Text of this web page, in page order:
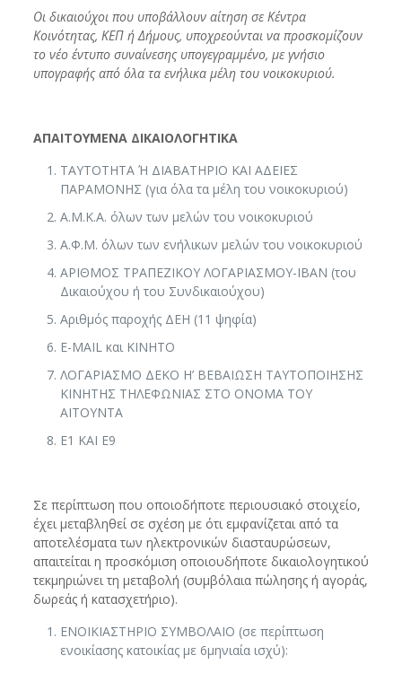
Οι δικαιούχοι που υποβάλλουν αίτηση σε Κέντρα
Κοινότητας, ΚΕΠ ή Δήμους, υποχρεούνται να προσκομίζουν
το νέο έντυπο συναίνεσης υπογεγραμμένο, με γνήσιο
υπογραφής από όλα τα ενήλικα μέλη του νοικοκυριού.
ΑΠΑΙΤΟΥΜΕΝΑ ΔΙΚΑΙΟΛΟΓΗΤΙΚΑ
ΤΑΥΤΟΤΗΤΑ Ή ΔΙΑΒΑΤΗΡΙΟ ΚΑΙ ΑΔΕΙΕΣ
ΠΑΡΑΜΟΝΗΣ (για όλα τα μέλη του νοικοκυριού)
Α.Μ.Κ.Α. όλων των μελών του νοικοκυριού
Α.Φ.Μ. όλων των ενήλικων μελών του νοικοκυριού
ΑΡΙΘΜΟΣ ΤΡΑΠΕΖΙΚΟΥ ΛΟΓΑΡΙΑΣΜΟΥ-ΙΒΑΝ (του
Δικαιούχου ή του Συνδικαιούχου)
Αριθμός παροχής ΔΕΗ (11 ψηφία)
E-MAIL και ΚΙΝΗΤΟ
ΛΟΓΑΡΙΑΣΜΟ ΔΕΚΟ Η’ ΒΕΒΑΙΩΣΗ ΤΑΥΤΟΠΟΙΗΣΗΣ
ΚΙΝΗΤΗΣ ΤΗΛΕΦΩΝΙΑΣ ΣΤΟ ΟΝΟΜΑ ΤΟΥ
ΑΙΤΟΥΝΤΑ
Ε1 ΚΑΙ Ε9
Σε περίπτωση που οποιοδήποτε περιουσιακό στοιχείο,
έχει μεταβληθεί σε σχέση με ότι εμφανίζεται από τα
αποτελέσματα των ηλεκτρονικών διασταυρώσεων,
απαιτείται η προσκόμιση οποιουδήποτε δικαιολογητικού
τεκμηριώνει τη μεταβολή (συμβόλαια πώλησης ή αγοράς,
δωρεάς ή κατασχετήριο).
ΕΝΟΙΚΙΑΣΤΗΡΙΟ ΣΥΜΒΟΛΑΙΟ (σε περίπτωση
ενοικίασης κατοικίας με 6μηνιαία ισχύ):